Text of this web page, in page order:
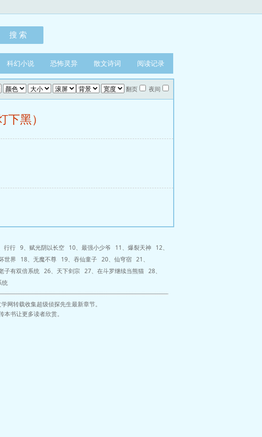
科幻小说 恐怖灵异 散文诗词 阅读记录
翻页 夜间
黑）
行行 9、 赋光阴以长空 10、 最强小少爷 11、 爆裂天神 12、
世界 18、 无魔不尊19、 吞仙童子20、 仙穹宿21、
子有双倍系统26、 天下剑宗27、 在斗罗继续当熊猫28、
统
网转载收集超级侦探先生最新章节。
书让更多读者欣赏。